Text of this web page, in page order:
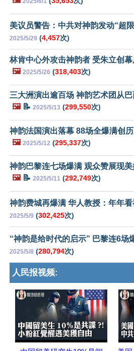
美议员警告：中共对神韵发动“超
2025/5/29 (4,457次)
林肯中心外攻击神韵者 受朱立创
🖼️ 2025/5/26 (318,403次)
三大洲演出逾百场 神韵艺术团从
🖼️📝 2025/5/13 (299,550次)
神韵法国演出落幕 88场全爆满创
🖼️ 2025/5/12 (295,337次)
神韵巴黎连七场爆满 观众赞展现
🖼️📝 2025/5/11 (292,749次)
神韵费城再爆满 华人教授：年年
2025/5/9 (302,425次)
“神韵是给时代的启示” 巴黎连6场
2025/5/8 (280,794次)
人民报视频: